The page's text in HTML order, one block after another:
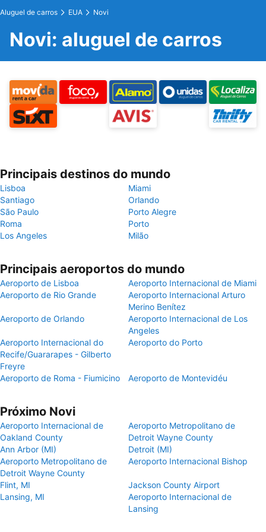
Aluguel de carros EUA Novi
Novi: aluguel de carros
Principais destinos do mundo
Lisboa
Miami
Santiago
Orlando
São Paulo
Porto Alegre
Roma
Porto
Los Angeles
Milão
Principais aeroportos do mundo
Aeroporto de Lisboa
Aeroporto Internacional de Miami
Aeroporto de Rio Grande
Aeroporto Internacional Arturo
Merino Benítez
Aeroporto de Orlando
Aeroporto Internacional de Los
Angeles
Aeroporto Internacional do
Recife/Guararapes - Gilberto
Freyre
Aeroporto do Porto
Aeroporto de Roma - Fiumicino Aeroporto de Montevidéu
Próximo Novi
Aeroporto Internacional de
Oakland County
Aeroporto Metropolitano de
Detroit Wayne County
Ann Arbor (MI)
Detroit (MI)
Aeroporto Metropolitano de
Detroit Wayne County
Aeroporto Internacional Bishop
Flint, MI
Jackson County Airport
Lansing, MI
Aeroporto Internacional de
Lansing